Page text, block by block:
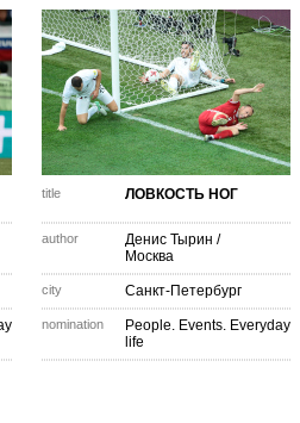
title ЛОВКОСТЬ НОГ
author Денис Тырин /
Москва
city Санкт-Петербург
nomination
People. Events. Everyday
life